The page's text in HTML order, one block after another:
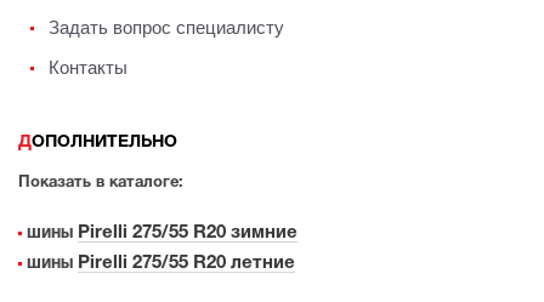
Задать вопрос специалисту
Контакты
ДОПОЛНИТЕЛЬНО
Показать в каталоге:
шины Pirelli 275/55 R20 зимние
шины Pirelli 275/55 R20 летние